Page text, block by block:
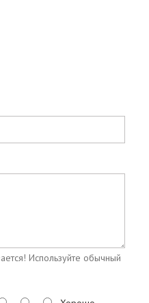
Используйте обычный